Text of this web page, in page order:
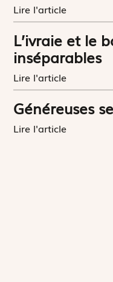
Lire l'article
L’ivraie et le
inséparables
Lire l'article
Généreuses
Lire l'article